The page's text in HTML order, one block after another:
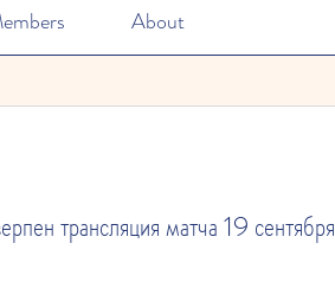
About
трансляция матча 19 сентября